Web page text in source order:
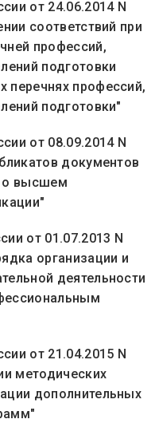
от 24.06.2014 N
соответствий при
профессий,
подготовки
профессий,
подготовки"
от 08.09.2014 N
документов
о высшем
от 01.07.2013 N
организации и
деятельности
от 21.04.2015 N
методических
дополнительных